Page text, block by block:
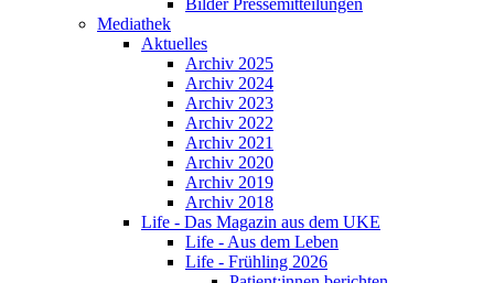
Bilder Pressemitteilungen
Mediathek
Aktuelles
Archiv 2025
Archiv 2024
Archiv 2023
Archiv 2022
Archiv 2021
Archiv 2020
Archiv 2019
Archiv 2018
Life - Das Magazin aus dem UKE
Life - Aus dem Leben
Life - Frühling 2026